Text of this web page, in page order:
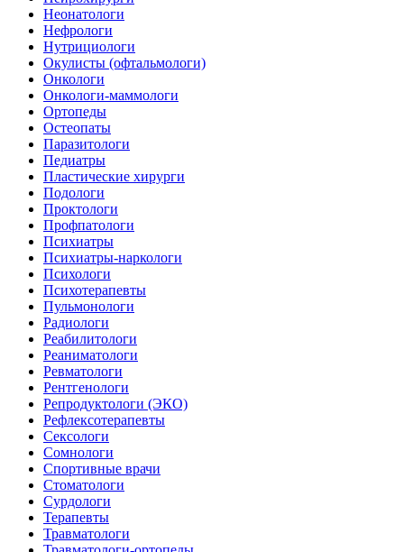
Неонатологи
Нефрологи
Нутрициологи
Окулисты (офтальмологи)
Онкологи
Онкологи-маммологи
Ортопеды
Остеопаты
Паразитологи
Педиатры
Пластические хирурги
Подологи
Проктологи
Профпатологи
Психиатры
Психиатры-наркологи
Психологи
Психотерапевты
Пульмонологи
Радиологи
Реабилитологи
Реаниматологи
Ревматологи
Рентгенологи
Репродуктологи (ЭКО)
Рефлексотерапевты
Сексологи
Сомнологи
Спортивные врачи
Стоматологи
Сурдологи
Терапевты
Травматологи